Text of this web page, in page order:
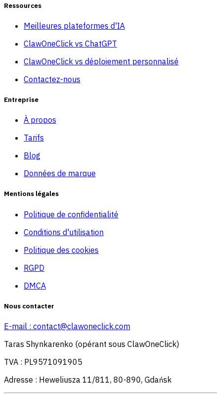
Ressources
Meilleures plateformes d'IA
ClawOneClick vs ChatGPT
ClawOneClick vs déploiement personnalisé
Contactez-nous
Entreprise
À propos
Tarifs
Blog
Données de marque
Mentions légales
Politique de confidentialité
Conditions d'utilisation
Politique des cookies
RGPD
DMCA
Nous contacter
E-mail : contact@clawoneclick.com
Taras Shynkarenko (opérant sous ClawOneClick)
TVA : PL9571091905
Adresse : Heweliusza 11/811, 80-890, Gdańsk